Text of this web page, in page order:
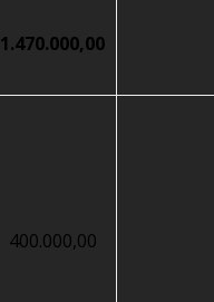
1.470.000,00
400.000,00